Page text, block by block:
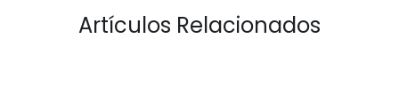
Artículos Relacionados